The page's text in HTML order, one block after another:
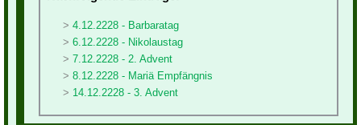
4.12.2228 - Barbaratag
6.12.2228 - Nikolaustag
7.12.2228 - 2. Advent
8.12.2228 - Mariä Empfängnis
14.12.2228 - 3. Advent